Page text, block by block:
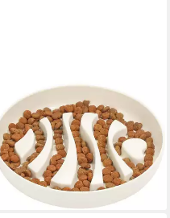
Antischlingnapf Napf Anti
Schling Katzen Rutschfest
Boden Leicht Herzfisch -
Weiß
45,95 €
lieferbar in 6 Wochen